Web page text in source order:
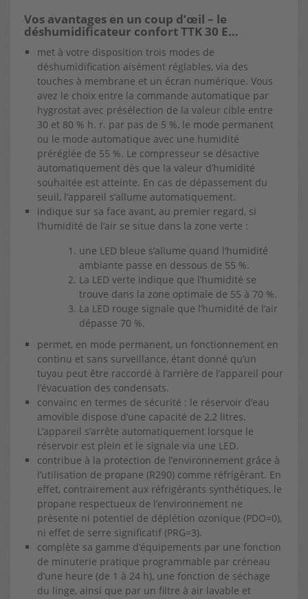
Vos avantages en un coup d’œil – le
déshumidificateur confort TTK 30 E…
met à votre disposition trois modes de
déshumidification aisément réglables, via des
touches à membrane et un écran numérique. Vous
avez le choix entre la commande automatique par
hygrostat avec présélection de la valeur cible entre
30 et 80 % h. r. par pas de 5 %, le mode permanent
ou le mode automatique avec une humidité
préréglée de 55 %. Le compresseur se désactive
automatiquement dès que la valeur d’humidité
souhaitée est atteinte. En cas de dépassement du
seuil, l’appareil s’allume automatiquement.
indique sur sa face avant, au premier regard, si
l’humidité de l’air se situe dans la zone verte :
une LED bleue s’allume quand l’humidité
ambiante passe en dessous de 55 %.
La LED verte indique que l’humidité se
trouve dans la zone optimale de 55 à 70 %.
La LED rouge signale que l’humidité de l’air
dépasse 70 %.
permet, en mode permanent, un fonctionnement en
continu et sans surveillance, étant donné qu’un
tuyau peut être raccordé à l’arrière de l’appareil pour
l’évacuation des condensats.
convainc en termes de sécurité : le réservoir d’eau
amovible dispose d’une capacité de 2,2 litres.
L’appareil s’arrête automatiquement lorsque le
réservoir est plein et le signale via une LED.
contribue à la protection de l’environnement grâce à
l’utilisation de propane (R290) comme réfrigérant. En
effet, contrairement aux réfrigérants synthétiques, le
propane respectueux de l’environnement ne
présente ni potentiel de déplétion ozonique (PDO=0),
ni effet de serre significatif (PRG=3).
complète sa gamme d’équipements par une fonction
de minuterie pratique programmable par créneau
d’une heure (de 1 à 24 h), une fonction de séchage
du linge, ainsi que par un filtre à air lavable et